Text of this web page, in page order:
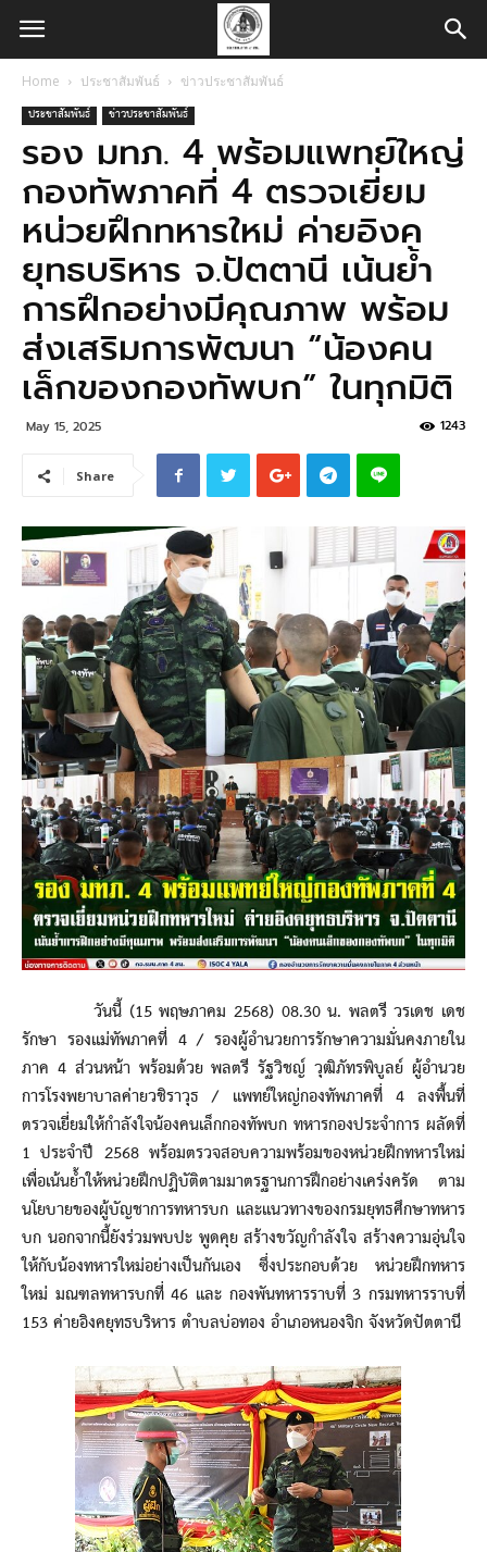
Home ประชาสัมพันธ์ ข่าวประชาสัมพันธ์
ประชาสัมพันธ์ ข่าวประชาสัมพันธ์
รอง มทภ. 4 พร้อมแพทย์ใหญ่
กองทัพภาคที่ 4 ตรวจเยี่ยม
หน่วยฝึกทหารใหม่ ค่ายอิงค
ยุทธบริหาร จ.ปัตตานี เน้นย้ำ
การฝึกอย่างมีคุณภาพ พร้อม
ส่งเสริมการพัฒนา “น้องคน
เล็กของกองทัพบก” ในทุกมิติ
May 15, 2025 1243
Share
วันนี้ (15 พฤษภาคม 2568) 08.30 น. พลตรี วรเดช เดช
รักษา รองแม่ทัพภาคที่ 4 / รองผู้อำนวยการรักษาความมั่นคงภายใน
ภาค 4 ส่วนหน้า พร้อมด้วย พลตรี รัฐวิชญ์ วุฒิภัทรพิบูลย์ ผู้อำนวย
การโรงพยาบาลค่ายวชิราวุธ / แพทย์ใหญ่กองทัพภาคที่ 4 ลงพื้นที่
ตรวจเยี่ยมให้กำลังใจน้องคนเล็กกองทัพบก ทหารกองประจำการ ผลัดที่
1 ประจำปี 2568 พร้อมตรวจสอบความพร้อมของหน่วยฝึกทหารใหม่
เพื่อเน้นย้ำให้หน่วยฝึกปฏิบัติตามมาตรฐานการฝึกอย่างเคร่งครัด ตาม
นโยบายของผู้บัญชาการทหารบก และแนวทางของกรมยุทธศึกษาทหาร
บก นอกจากนี้ยังร่วมพบปะ พูดคุย สร้างขวัญกำลังใจ สร้างความอุ่นใจ
ให้กับน้องทหารใหม่อย่างเป็นกันเอง ซึ่งประกอบด้วย หน่วยฝึกทหาร
ใหม่ มณฑลทหารบกที่ 46 และ กองพันทหารราบที่ 3 กรมทหารราบที่
153 ค่ายอิงคยุทธบริหาร ตำบลบ่อทอง อำเภอหนองจิก จังหวัดปัตตานี